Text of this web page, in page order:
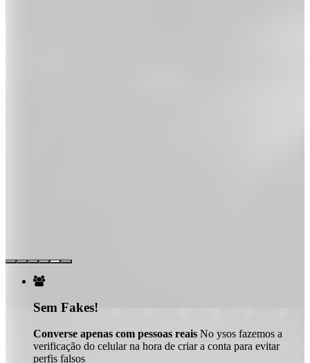

Sem Fakes!
Converse apenas com pessoas reais No ysos fazemos a
verificação do celular na hora de criar a conta para evitar
perfis falsos